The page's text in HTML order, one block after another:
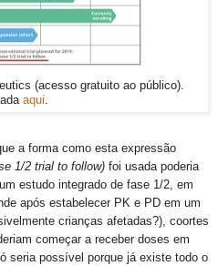
(acesso gratuito ao público).
aqui.
a forma como esta expressão
1/2 trial to follow) foi usada poderia
estudo integrado de fase 1/2, em
após estabelecer PK e PD em um
crianças afetadas?), coortes
começar a receber doses em
seria possível porque já existe todo o